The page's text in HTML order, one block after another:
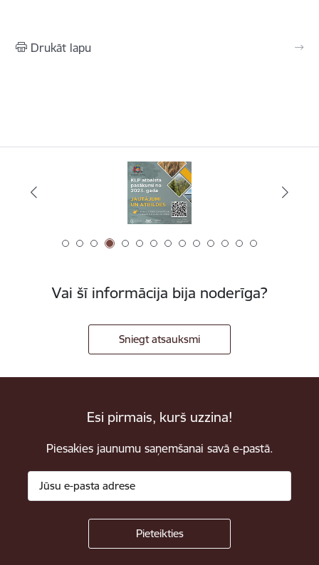
Drukāt lapu
Vai šī informācija bija noderīga?
Sniegt atsauksmi
Esi pirmais, kurš uzzina!
Piesakies jaunumu saņemšanai savā e-pastā.